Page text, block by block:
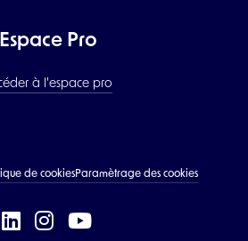
Espace Pro
à l'espace pro
de cookiesParamètrage des cookies